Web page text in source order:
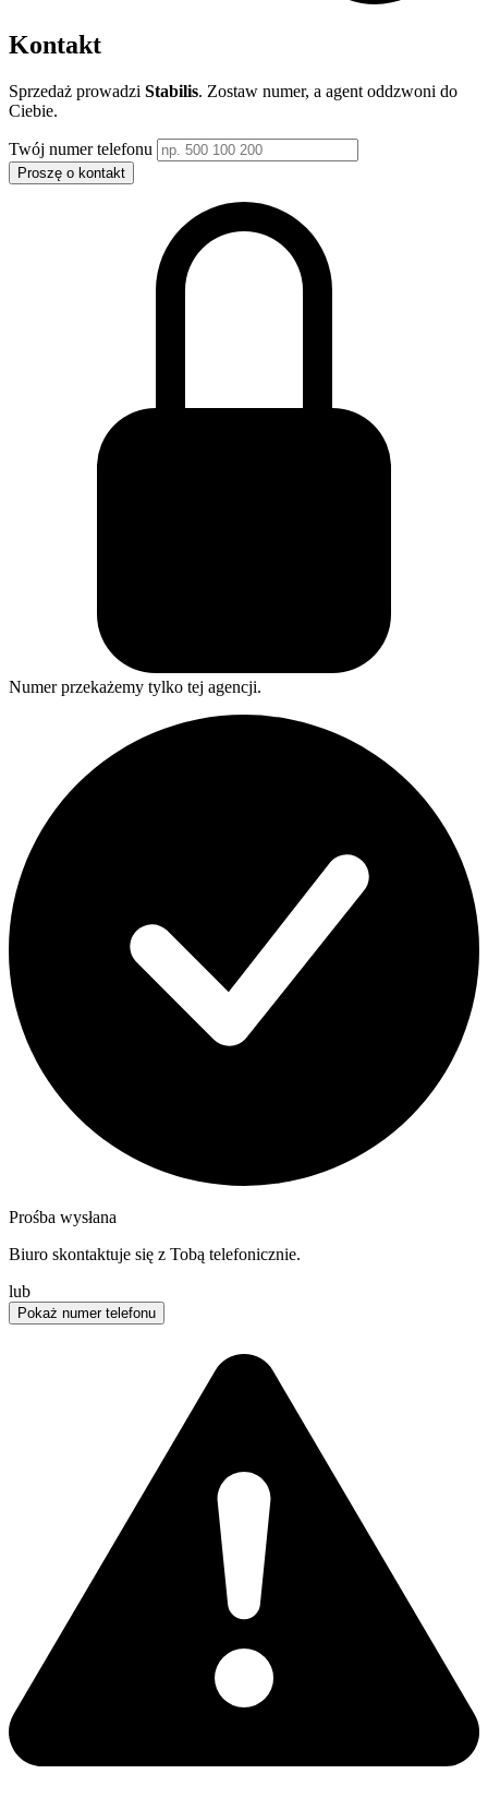
Kontakt
Sprzedaż prowadzi Stabilis. Zostaw numer, a agent oddzwoni do
Ciebie.
Twój numer telefonu
Proszę o kontakt
Numer przekażemy tylko tej agencji.
Prośba wysłana
Biuro skontaktuje się z Tobą telefonicznie.
lub
Pokaż numer telefonu